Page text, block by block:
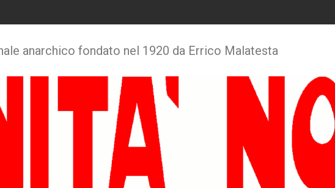
anarchico fondato nel 1920 da Errico Malatesta